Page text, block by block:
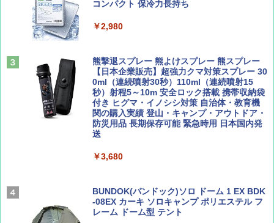
￥1,500
￥1,540
Coyote No.89 特集 星野道夫 夢見る旅
AIRLINE（エアライン）2026年9月号【特
集】ボーイング110周年を祝して！
￥2,079
球の歩き方A ヨーロッパ
￥2,479
地球の歩き方 スター・ウォーズ
A26 地球の歩き方 チェコ ポーランド スロヴ
ァキア 2026～2027 地球の歩き方A ヨーロッ
ト プライバシー テント 【中が透けない】 1
ーチ ピクニック ポップアップテント 携帯 簡
￥4,980
ENDLESS BASE 《めざましテレビで紹介》
テント ワンタッチ RENEW 幅200 2-3人用 43
500002(88859)
￥5,999
ーティング フルクローズ メッシュ 3-4人用
簡単設置 ポップアップテント エクルベージ
ュ(BC仕様) PATC-150B(EB)
コンパクト 保冷力長持ち
￥2,980
熊撃退スプレー 熊よけスプレー 熊スプレー
【日本企業販売】超強力クマ対策スプレー 30
0ml（連続噴射30秒）110ml（連続噴射15
秒）射程5～10m 安全ロック搭載 携帯収納袋
付き ヒグマ・イノシシ対策 自治体・教育機
関の購入実績 登山・キャンプ・アウトドア・
防災用品 長期保存可能 緊急時用 日本国内発
送
￥3,680
BUNDOK(バンドック)ソロ ドーム 1 EX BDK
-08EX カーキ ソロキャンプ ポリエステル フ
レーム ドーム型 テント